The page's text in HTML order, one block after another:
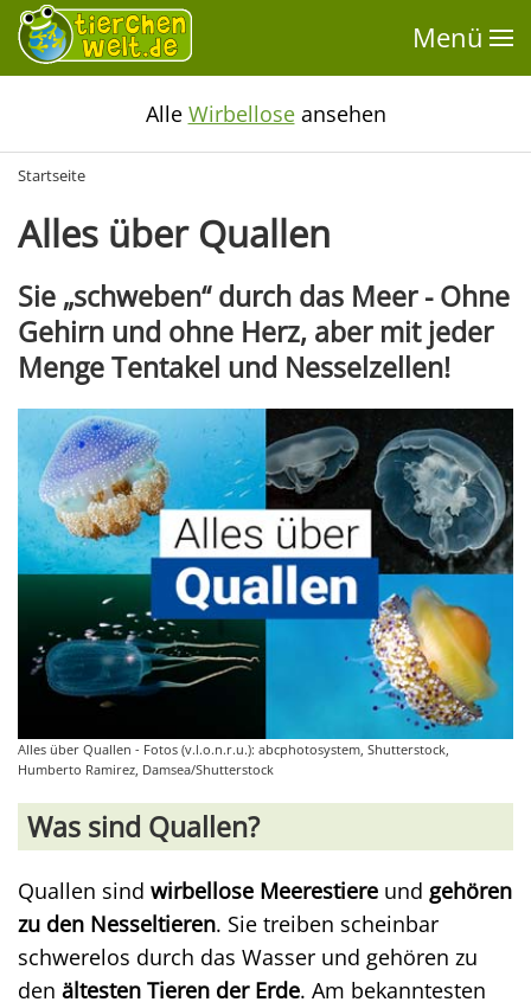
Menü
Alle Wirbelloseansehen
Startseite
Alles über Quallen
Sie „schweben“ durch das Meer - Ohne
Gehirn und ohne Herz, aber mit jeder
Menge Tentakel und Nesselzellen!
Alles über Quallen - Fotos (v.l.o.n.r.u.): abcphotosystem, Shutterstock,
Humberto Ramirez, Damsea/Shutterstock
Was sind Quallen?
Quallen sind wirbellose Meerestiere und gehören
zu den Nesseltieren. Sie treiben scheinbar
schwerelos durch das Wasser und gehören zu
den ältesten Tieren der Erde. Am bekanntesten